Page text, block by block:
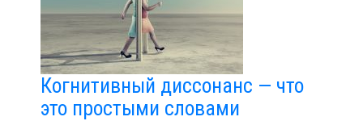
Когнитивный диссонанс — что
это простыми словами